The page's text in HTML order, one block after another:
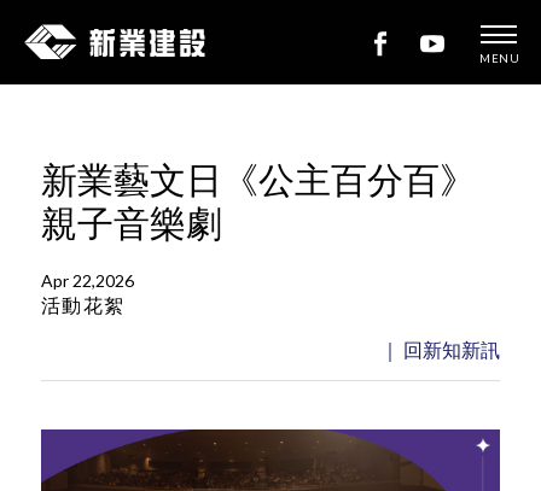
新
建
設
MENU
新業藝文日《公主百分百》
親子音樂劇
Apr 22,2026
活動花絮
｜ 回新知新訊